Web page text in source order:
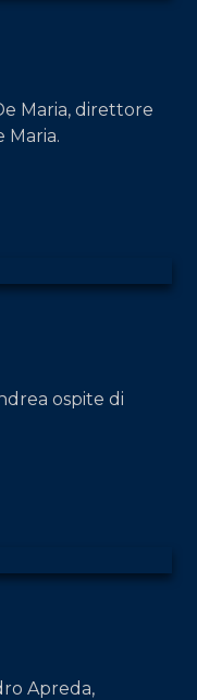
Maria, direttore
Maria.
ospite di
Apreda,